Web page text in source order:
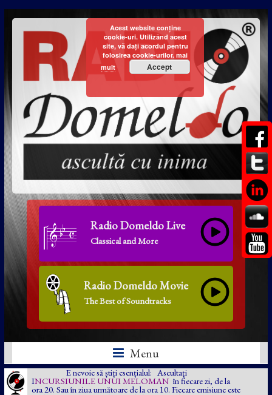
Radio Domeldo Live
Classical and More
Radio Domeldo Movie
The Best of Soundtracks
Menu
E nevoie să știți esențialul: Ascultați
INCURSIUNILE UNUI MELOMAN în fiecare zi, de la
ora 20. Sau în ziua următoare de la ora 10. Fiecare emisiune este
Acest website conține
cookie-uri. Utilizând acest
site, vă dați acordul pentru
folosirea cookie-urilor. mai
mult
Accept